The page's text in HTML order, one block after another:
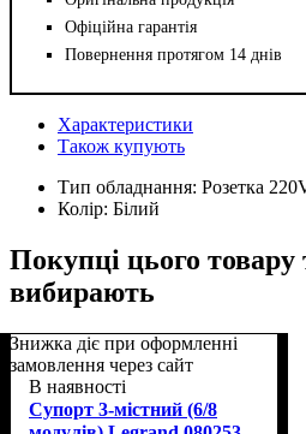
Офіційна гарантія
Повернення протягом 14 днів
Характеристики
Також купують
Тип обладнання: Розетка
Колір: Білий
Покупці цього товару
вибирають
Знижка діє при оформленні
замовлення через сайт
В наявності
Супорт 3-містний (6/8